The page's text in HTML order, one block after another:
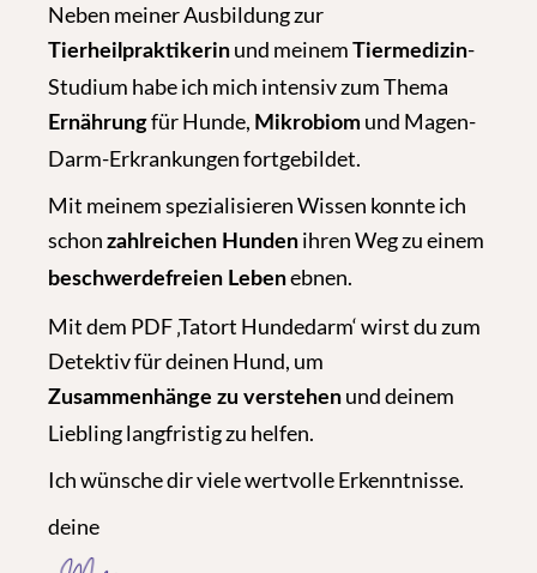
Neben meiner Ausbildung zur
Tierheilpraktikerin und meinemTiermedizin-
Studium habe ich mich intensiv zum Thema
Ernährungfür Hunde, Mikrobiom und Magen-
Darm-Erkrankungen fortgebildet.
Mit meinem spezialisieren Wissen konnte ich
schonzahlreichen Hunden ihren Weg zu einem
beschwerdefreien Lebenebnen.
Mit dem PDF ‚Tatort Hundedarm‘ wirst du zum
Detektiv für deinen Hund, um
Zusammenhänge zu verstehen und deinem
Liebling langfristig zu helfen.
Ich wünsche dir viele wertvolle Erkenntnisse.
deine